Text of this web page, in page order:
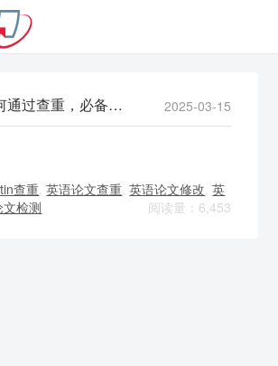
英语论文如何通过查重，必备的修改技巧 2025-03-15
查重,英语论文查重,英语论文修改,英
文检测 阅读量：6,453